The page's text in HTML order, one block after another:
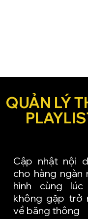
QUẢN LÝ
Cập nhật nội
cho hàng ngàn
hình cùng lúc
không gặp trở
về băng thông